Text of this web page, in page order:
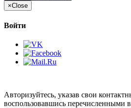
×Close
Войти
Авторизуйтесь, указав свои
воспользовавшись перечисленными